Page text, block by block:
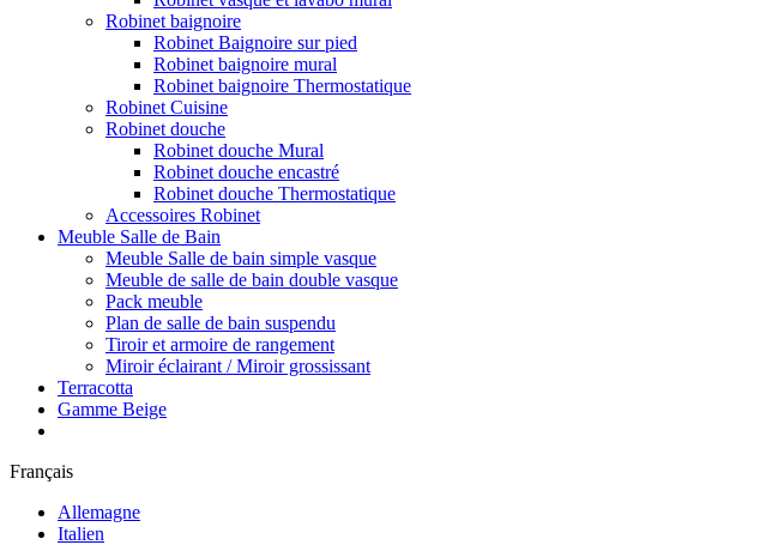
Robinet baignoire
Robinet Baignoire sur pied
Robinet baignoire mural
Robinet baignoire Thermostatique
Robinet Cuisine
Robinet douche
Robinet douche Mural
Robinet douche encastré
Robinet douche Thermostatique
Accessoires Robinet
Meuble Salle de Bain
Meuble Salle de bain simple vasque
Meuble de salle de bain double vasque
Pack meuble
Plan de salle de bain suspendu
Tiroir et armoire de rangement
Miroir éclairant / Miroir grossissant
Terracotta
Gamme Beige
Français
Allemagne
Italien